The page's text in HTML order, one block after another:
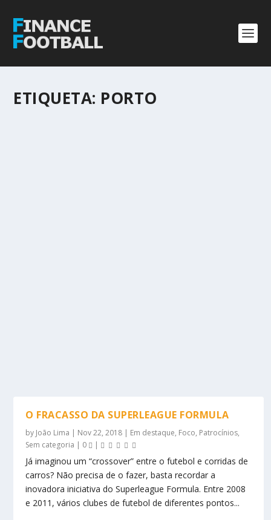
ETIQUETA: PORTO
O FRACASSO DA SUPERLEAGUE FORMULA
by João Lima | Nov 22, 2018 | Em destaque, Foco, Patrocínios,
Sem categoria | 0 |
Já imaginou um “crossover” entre o futebol e corridas de
carros? Não precisa de o fazer, basta recordar a
inovadora iniciativa do Superleague Formula. Entre 2008
e 2011, vários clubes de futebol de diferentes pontos...